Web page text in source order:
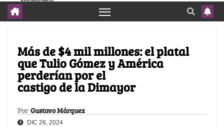
Más de $4 mil millones: el platal
que Tulio Gómez y América
perderían por el
castigo de la Dimayor
Por Gustavo Márquez
DIC 26, 2024